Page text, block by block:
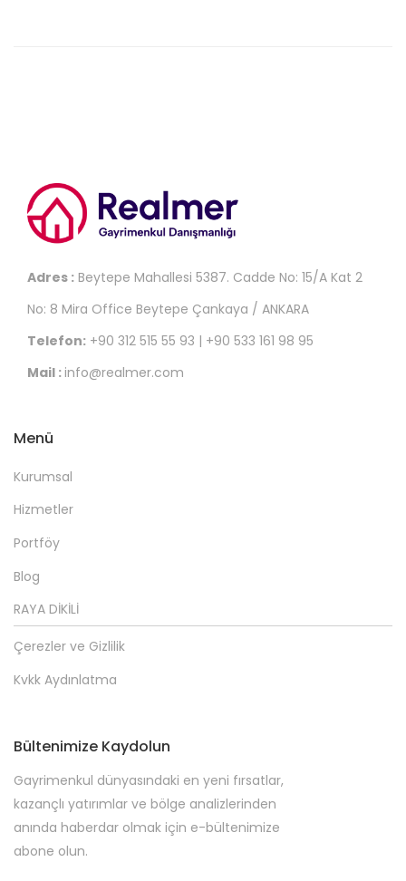
Adres : Beytepe Mahallesi 5387. Cadde No: 15/A Kat 2
No: 8 Mira Office Beytepe Çankaya / ANKARA
Telefon: +90 312 515 55 93 | +90 533 161 98 95
Mail :info@realmer.com
Menü
Kurumsal
Hizmetler
Portföy
Blog
RAYA DİKİLİ
Çerezler ve Gizlilik
Kvkk Aydınlatma
Bültenimize Kaydolun
Gayrimenkul dünyasındaki en yeni fırsatlar,
kazançlı yatırımlar ve bölge analizlerinden
anında haberdar olmak için e-bültenimize
abone olun.